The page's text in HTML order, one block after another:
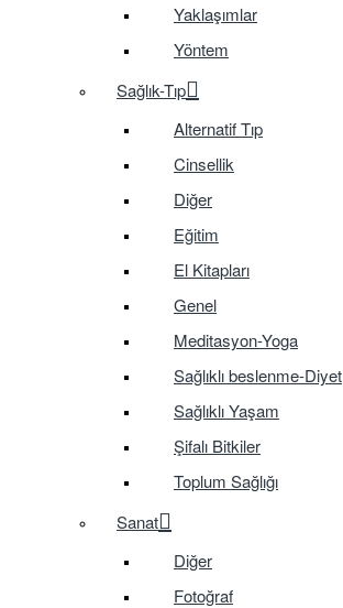
Yaklaşımlar
Yöntem
Sağlık-Tıp
Alternatif Tıp
Cinsellik
Diğer
Eğitim
El Kitapları
Genel
Meditasyon-Yoga
Sağlıklı beslenme-Diyet
Sağlıklı Yaşam
Şifalı Bitkiler
Toplum Sağlığı
Sanat
Diğer
Fotoğraf